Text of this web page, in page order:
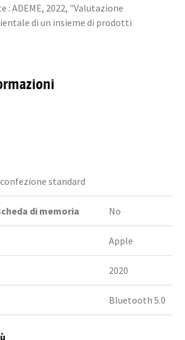
: ADEME, 2022, "Valutazione
di un insieme di prodotti
standard
di memoria No
Apple
2020
Bluetooth 5.0